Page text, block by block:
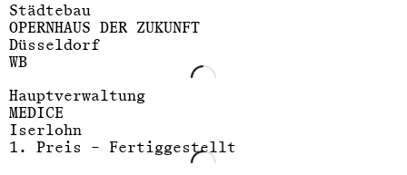
Molestina
Städtebau
OPERNHAUS DER ZUKUNFT
Düsseldorf
WB
Hauptverwaltung
MEDICE
Iserlohn
1. Preis – Fertiggestellt